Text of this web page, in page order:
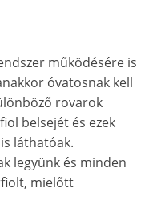
működésére is
óvatosnak kell
rovarok
belsejét és ezek
láthatóak.
legyünk és minden
mielőtt